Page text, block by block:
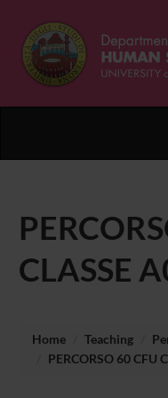
CLASSE
Home Teaching
PERCORSO 60 CFU